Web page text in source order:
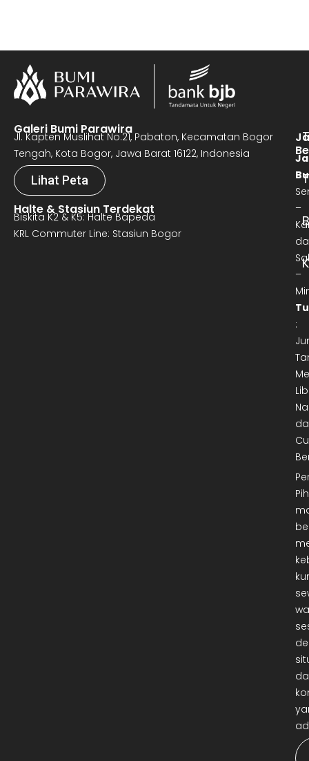
Galeri Bumi Parawira
Jl. Kapten Muslihat No.21, Pabaton, Kecamatan Bogor
Tengah, Kota Bogor, Jawa Barat 16122, Indonesia
Lihat Peta
Halte & Stasiun Terdekat
Biskita K2 & K5: Halte Bapeda
KRL Commuter Line: Stasiun Bogor
–
–
: